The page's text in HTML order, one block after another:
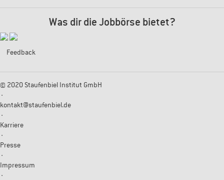
Was dir die Jobbörse bietet?
Feedback
© 2020 Staufenbiel Institut GmbH
·
kontakt@staufenbiel.de
·
Karriere
·
Presse
·
Impressum
·